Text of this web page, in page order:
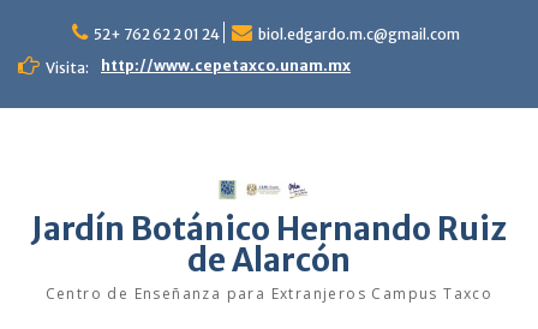
content
52+ 762 62 2 01 24
biol.edgardo.m.c@gmail.com
Visita:
http://www.cepetaxco.unam.mx
Jardín Botánico Hernando Ruiz
de Alarcón
Centro de Enseñanza para Extranjeros Campus Taxco